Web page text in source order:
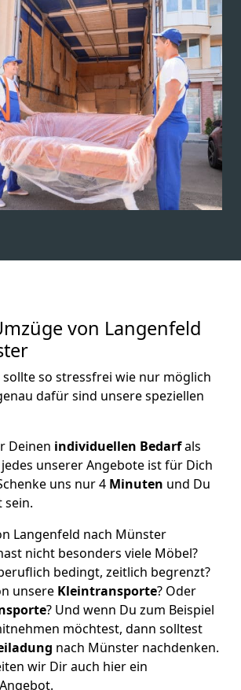
von Langenfeld
so stressfrei wie nur möglich
dafür sind unsere speziellen
Deinen individuellen Bedarfals
unserer Angebote ist für Dich
uns nur 4 Minuten und Du
sein.
Langenfeld nach Münster
nicht besonders viele Möbel?
bedingt, zeitlich begrenzt?
unsere Kleintransporte? Oder
? Und wenn Du zum Beispiel
möchtest, dann solltest
nach Münster nachdenken.
wir Dir auch hier ein